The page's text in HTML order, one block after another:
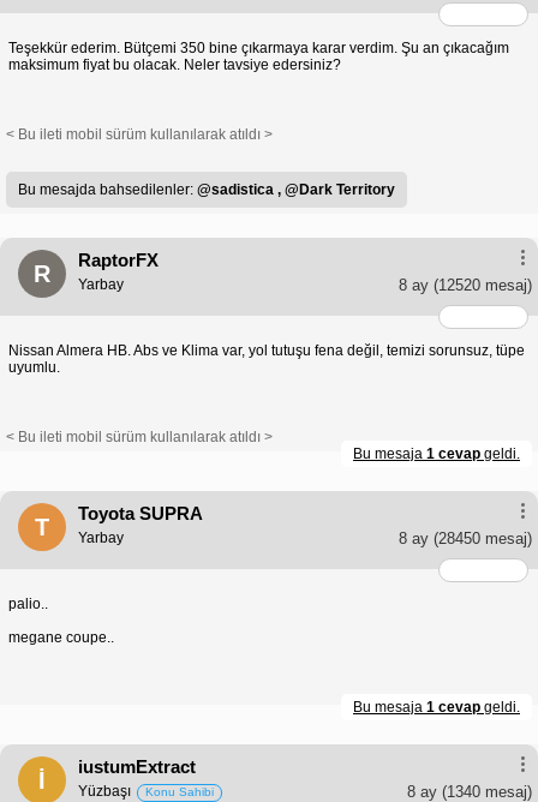
Teşekkür ederim. Bütçemi 350 bine çıkarmaya karar verdim. Şu an çıkacağım
maksimum fiyat bu olacak. Neler tavsiye edersiniz?
< Bu ileti mobil sürüm kullanılarak atıldı >
Bu mesajda bahsedilenler: @sadistica , @Dark Territory
R
RaptorFX
8 ay (12520 mesaj)
Yarbay
Nissan Almera HB. Abs ve Klima var, yol tutuşu fena değil, temizi sorunsuz, tüpe
uyumlu.
< Bu ileti mobil sürüm kullanılarak atıldı >
Bu mesaja 1 cevap geldi.
T
Toyota SUPRA
8 ay (28450 mesaj)
Yarbay
palio..
megane coupe..
Bu mesaja 1 cevap geldi.
İ
iustumExtract
8 ay (1340 mesaj)
Yüzbaşı Konu Sahibi